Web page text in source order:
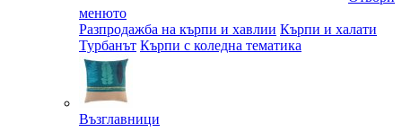
менюто
Разпродажба на кърпи и хавлии Кърпи и халати
Турбанът Кърпи с коледна тематика
Възглавници